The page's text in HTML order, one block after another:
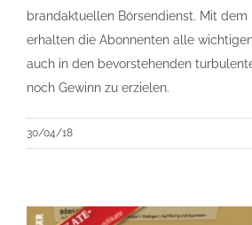
brandaktuellen Börsendienst. Mit dem
erhalten die Abonnenten alle
auch in den bevorstehenden
noch Gewinn zu erzielen.
30/04/18